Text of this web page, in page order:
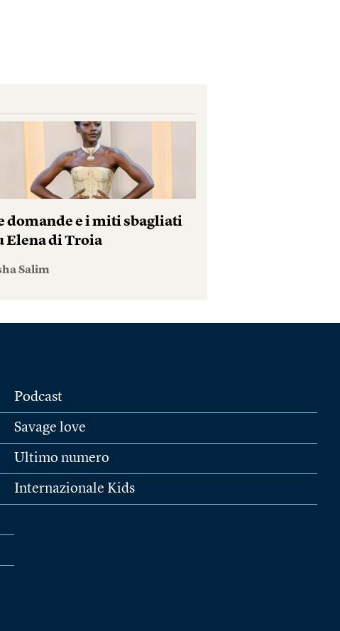
domande e i miti sbagliati
Elena di Troia
Salim
Podcast
Savage love
Ultimo numero
Internazionale Kids